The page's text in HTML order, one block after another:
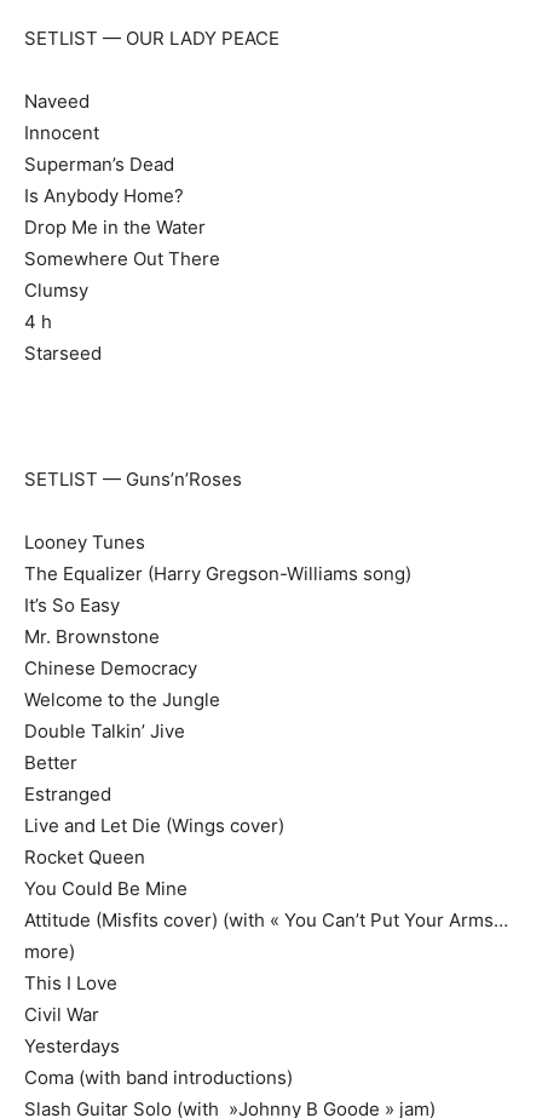
SETLIST — OUR LADY PEACE
Naveed
Innocent
Superman’s Dead
Is Anybody Home?
Drop Me in the Water
Somewhere Out There
Clumsy
4 h
Starseed
SETLIST — Guns’n’Roses
Looney Tunes
The Equalizer (Harry Gregson-Williams song)
It’s So Easy
Mr. Brownstone
Chinese Democracy
Welcome to the Jungle
Double Talkin’ Jive
Better
Estranged
Live and Let Die (Wings cover)
Rocket Queen
You Could Be Mine
Attitude (Misfits cover) (with « You Can’t Put Your Arms…
more)
This I Love
Civil War
Yesterdays
Coma (with band introductions)
Slash Guitar Solo (with »Johnny B Goode » jam)